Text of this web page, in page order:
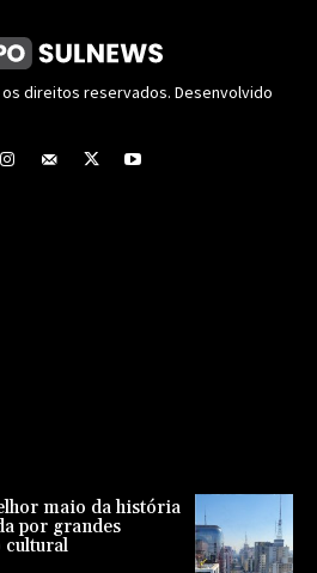
os direitos reservados. Desenvolvido
maio da história
por grandes
cultural